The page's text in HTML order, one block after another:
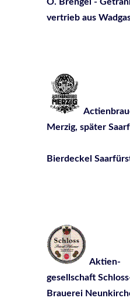
vertrieb aus
Merzig, später
Bierdeckel
Aktien-
gesellschaft
Brauerei